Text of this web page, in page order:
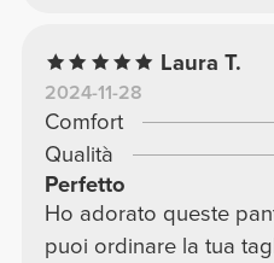
Laura T.
2024-11-28
Comfort
Qualità
Perfetto
Ho adorato queste
puoi ordinare la tua